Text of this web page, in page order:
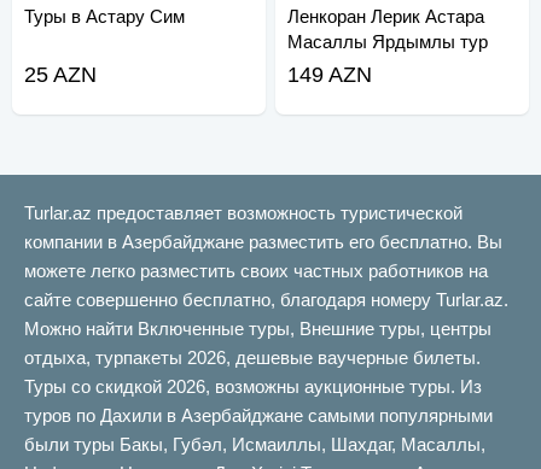
Туры в Астару Сим
25 AZN
Ленкоран Лерик Астара
Масаллы Ярдымлы тур
149 AZN
Turlar.az предоставляет возможность туристической
компании в Азербайджане разместить его бесплатно. Вы
можете легко разместить своих частных работников на
сайте совершенно бесплатно, благодаря номеру Turlar.az.
Можно найти Включенные туры, Внешние туры, центры
отдыха, турпакеты 2026, дешевые ваучерные билеты.
Туры со скидкой 2026, возможны аукционные туры. Из
туров по Дахили в Азербайджане самыми популярными
были туры Бакы, Губəл, Исмаиллы, Шахдаг, Масаллы,